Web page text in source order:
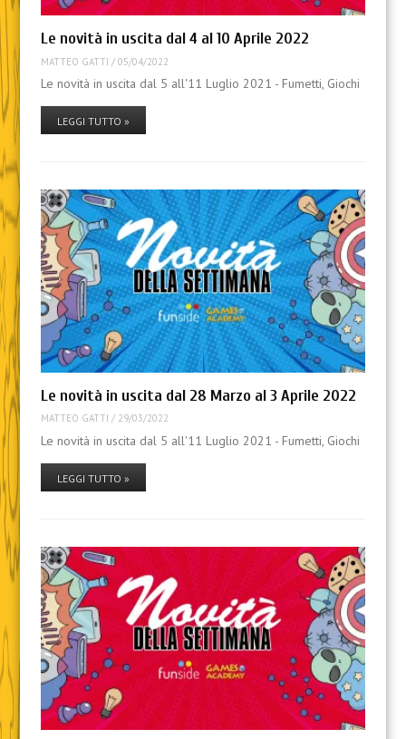
Le novità in uscita dal 4 al 10 Aprile 2022
MATTEO GATTI / 05/04/2022
Le novità in uscita dal 5 all'11 Luglio 2021 - Fumetti, Giochi
LEGGI TUTTO »
Le novità in uscita dal 28 Marzo al 3 Aprile 2022
MATTEO GATTI / 29/03/2022
Le novità in uscita dal 5 all'11 Luglio 2021 - Fumetti, Giochi
LEGGI TUTTO »